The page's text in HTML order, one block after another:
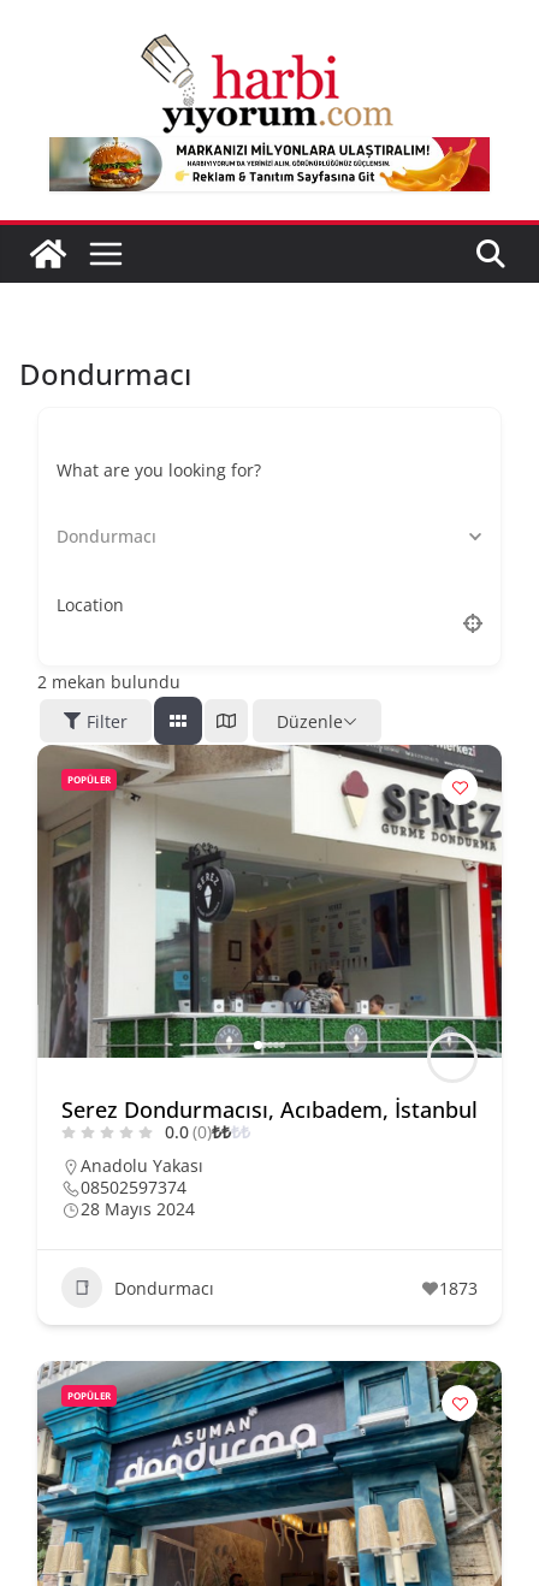
Dondurmacı
What are you looking for?
Dondurmacı
Location
2 mekan bulundu
Filter
Düzenle
POPÜLER
Serez Dondurmacısı, Acıbadem, İstanbul
0.0(0)₺₺₺₺
Anadolu Yakası
08502597374
28 Mayıs 2024
Dondurmacı 1873
POPÜLER